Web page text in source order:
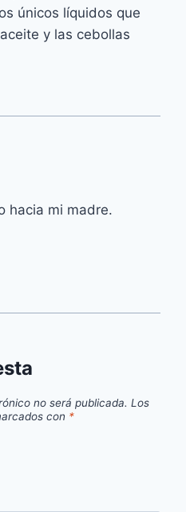
únicos líquidos que
y las cebollas
hacia mi madre.
no será publicada. Los
con *